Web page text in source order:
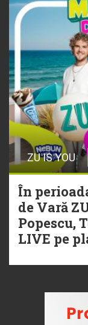
ZU IS YOU
În
de Vară
Popescu,
LIVE pe